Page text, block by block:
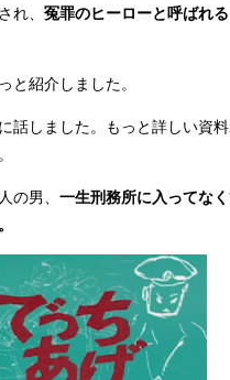
れ、 冤罪のヒーローと呼ばれ
と紹介しました。
話しました。もっと詳しい資
の男、 一生刑務所に入ってな